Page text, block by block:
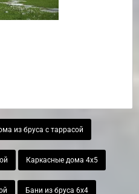
из бруса с таррасой
Каркасные дома 4х5
Бани из бруса 6х4